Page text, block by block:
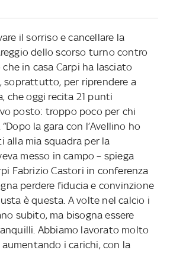
il sorriso e cancellare la
dello scorso turno contro
in casa Carpi ha lasciato
soprattutto, per riprendere a
che oggi recita 21 punti
posto: troppo poco per chi
la gara con l’Avellino ho
mia squadra per la
messo in campo – spiega
Fabrizio Castori in conferenza
perdere fiducia e convinzione
è questa. A volte nel calcio i
subito, ma bisogna essere
Abbiamo lavorato molto
i carichi, con la